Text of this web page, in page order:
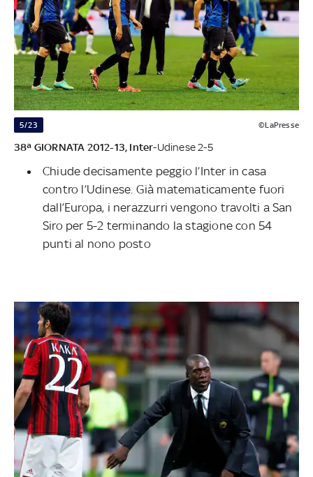
5/23 ©LaPresse
38ª GIORNATA 2012-13, Inter-Udinese 2-5
Chiude decisamente peggio l’Inter in casa
contro l’Udinese. Già matematicamente fuori
dall’Europa, i nerazzurri vengono travolti a San
Siro per 5-2 terminando la stagione con 54
punti al nono posto